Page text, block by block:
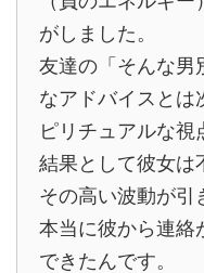
がしました。
友達の「そんな男
なアドバイスとは
ピリチュアルな視
結果として彼女は
その高い波動が引
本当に彼から連絡
できたんです。